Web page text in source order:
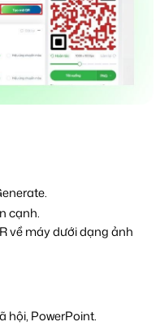
cạnh.
về máy dưới dạng ảnh
hội, PowerPoint.